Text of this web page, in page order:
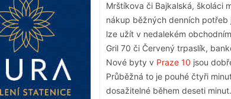
Mrštíkova či Bajkalská, školáci
nákup běžných denních
lze užít v nedalekém
Gril 70 či Červený trpaslík,
Nové byty v Praze 10 jsou
Průběžná to je pouhé čtyři
dosažitelné během deseti